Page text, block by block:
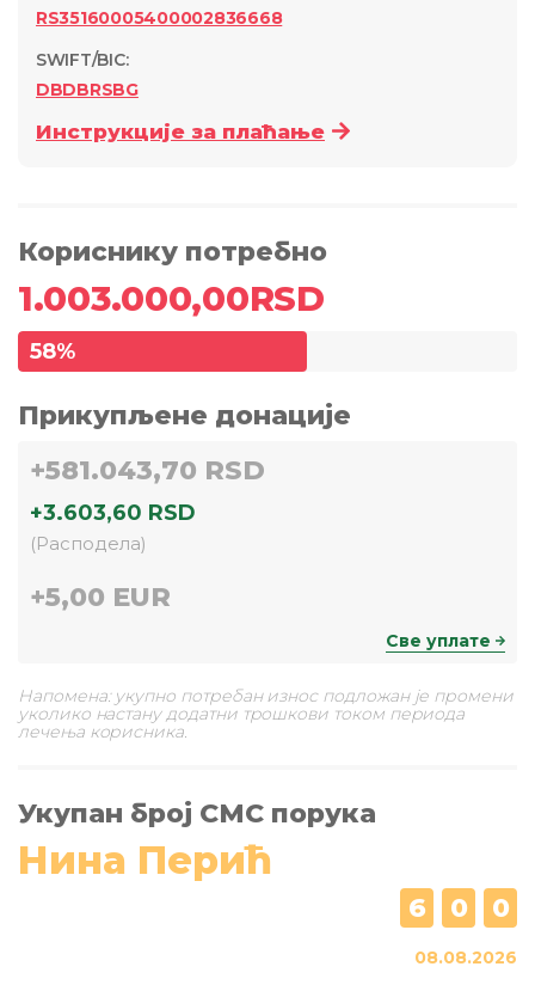
RS35160005400002836668
SWIFT/BIC:
DBDBRSBG
Инструкције за плаћање
Кориснику потребно
1.003.000,00RSD
58%
Прикупљене донације
+581.043,70 RSD
+3.603,60 RSD
(Расподела)
+5,00 EUR
Све уплате
Напомена: укупно потребан износ подложан је промени
уколико настану додатни трошкови током периода
лечења корисника.
Укупан број СМС порука
Нина Перић
6 0 0
08.08.2026